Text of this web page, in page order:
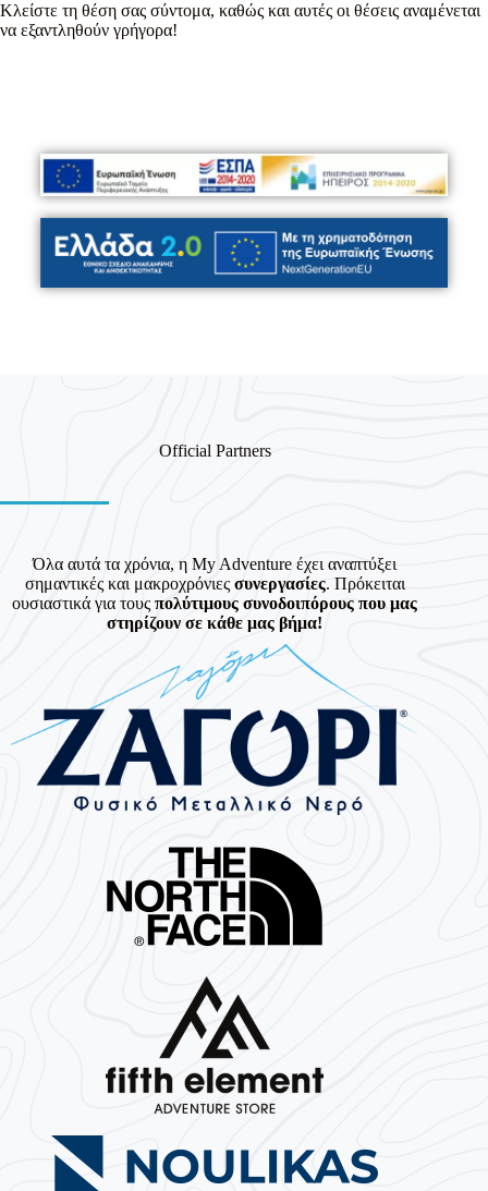
Κλείστε τη θέση σας σύντομα, καθώς και αυτές οι θέσεις αναμένεται
να εξαντληθούν γρήγορα!
Official Partners
Όλα αυτά τα χρόνια, η My Adventure έχει αναπτύξει
σημαντικές και μακροχρόνιες συνεργασίες. Πρόκειται
ουσιαστικά για τουςπολύτιμους συνοδοιπόρους που μας
στηρίζουν σε κάθε μας βήμα!